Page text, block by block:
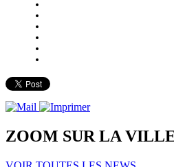
ZOOM SUR LA